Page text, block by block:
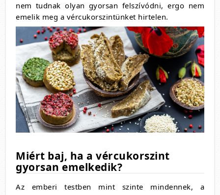
nem tudnak olyan gyorsan felszívódni, ergo nem
emelik meg a vércukorszintünket hirtelen.
Miért baj, ha a vércukorszint
gyorsan emelkedik?
Az emberi testben mint szinte mindennek, a